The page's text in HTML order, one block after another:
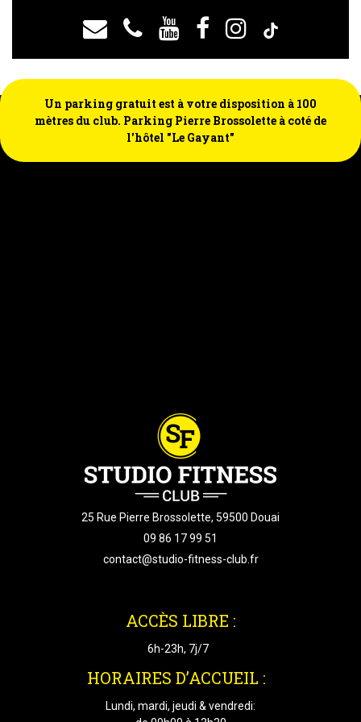
25 Rue Pierre Brossolette, 59500 Douai
09 86 17 99 51
contact@studio-fitness-club.fr
ACCÈS LIBRE :
6h-23h, 7j/7
HORAIRES D’ACCUEIL :
Lundi, mardi, jeudi & vendredi:
Un parking gratuit est à votre disposition à 100
mètres du club. Parking Pierre Brossolette à coté de
l'hôtel "Le Gayant"